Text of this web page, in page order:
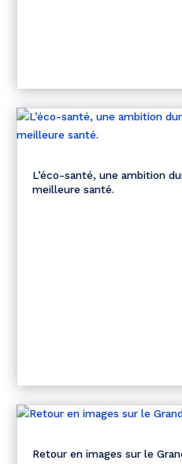
L’éco-santé, une ambition
meilleure santé.
Retour en images sur le